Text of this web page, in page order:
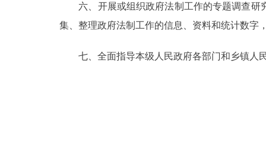
六、开展或组织政府法制工作的专题调查研
集、整理政府法制工作的信息、资料和统计数字
七、全面指导本级人民政府各部门和乡镇人